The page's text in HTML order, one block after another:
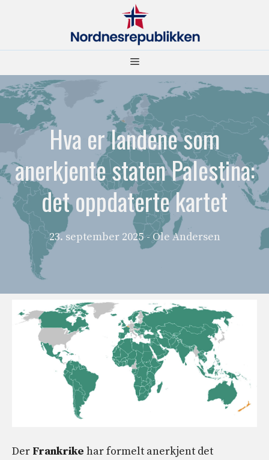
Meny
Hva er landene som
anerkjente staten Palestina:
det oppdaterte kartet
23. september 2025 - Ole Andersen
Der Frankrike har formelt anerkjent det